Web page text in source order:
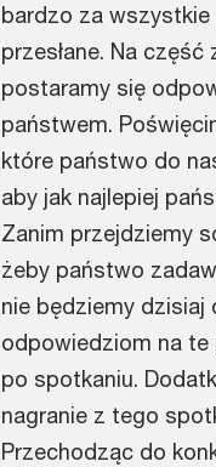
bardzo za
przesłane. Na
postaramy się
państwem.
które państwo do
aby jak najlepiej
Zanim przejdziemy
żeby państwo
nie będziemy dzisiaj
odpowiedziom na te
po spotkaniu.
nagranie z tego
Przechodząc do